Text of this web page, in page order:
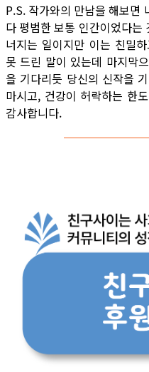
P.S. 작가와의 만남을 해보면
다 평범한 보통 인간이었다는
너지는 일이지만 이는 친밀
못 드린 말이 있는데 마지막
을 기다리듯 당신의 신작을
마시고, 건강이 허락하는 한
감사합니다.